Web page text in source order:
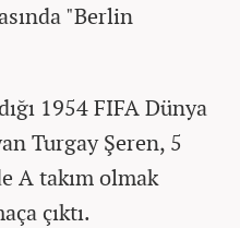
"Berlin
1954 FIFA Dünya
Turgay Şeren, 5
A takım olmak
çıktı.